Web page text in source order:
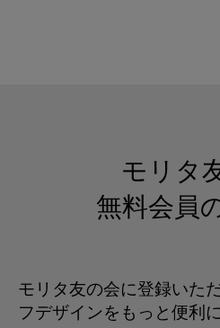
モリタ
無料会員
モリタ友の会に登録いた
フデザインをもっと便利